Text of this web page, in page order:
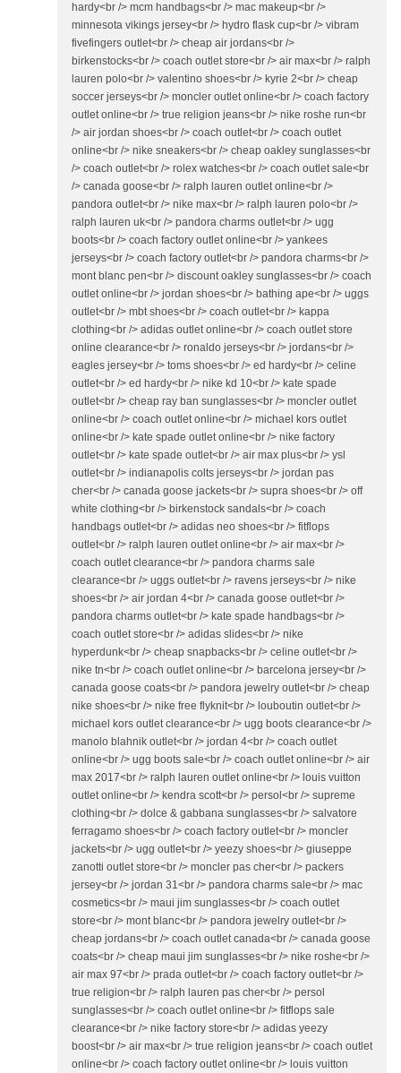
hardy<br /> mcm handbags<br /> mac makeup<br />
minnesota vikings jersey<br /> hydro flask cup<br /> vibram
fivefingers outlet<br /> cheap air jordans<br />
birkenstocks<br /> coach outlet store<br /> air max<br /> ralph
lauren polo<br /> valentino shoes<br /> kyrie 2<br /> cheap
soccer jerseys<br /> moncler outlet online<br /> coach factory
outlet online<br /> true religion jeans<br /> nike roshe run<br
/> air jordan shoes<br /> coach outlet<br /> coach outlet
online<br /> nike sneakers<br /> cheap oakley sunglasses<br
/> coach outlet<br /> rolex watches<br /> coach outlet sale<br
/> canada goose<br /> ralph lauren outlet online<br />
pandora outlet<br /> nike max<br /> ralph lauren polo<br />
ralph lauren uk<br /> pandora charms outlet<br /> ugg
boots<br /> coach factory outlet online<br /> yankees
jerseys<br /> coach factory outlet<br /> pandora charms<br />
mont blanc pen<br /> discount oakley sunglasses<br /> coach
outlet online<br /> jordan shoes<br /> bathing ape<br /> uggs
outlet<br /> mbt shoes<br /> coach outlet<br /> kappa
clothing<br /> adidas outlet online<br /> coach outlet store
online clearance<br /> ronaldo jerseys<br /> jordans<br />
eagles jersey<br /> toms shoes<br /> ed hardy<br /> celine
outlet<br /> ed hardy<br /> nike kd 10<br /> kate spade
outlet<br /> cheap ray ban sunglasses<br /> moncler outlet
online<br /> coach outlet online<br /> michael kors outlet
online<br /> kate spade outlet online<br /> nike factory
outlet<br /> kate spade outlet<br /> air max plus<br /> ysl
outlet<br /> indianapolis colts jerseys<br /> jordan pas
cher<br /> canada goose jackets<br /> supra shoes<br /> off
white clothing<br /> birkenstock sandals<br /> coach
handbags outlet<br /> adidas neo shoes<br /> fitflops
outlet<br /> ralph lauren outlet online<br /> air max<br />
coach outlet clearance<br /> pandora charms sale
clearance<br /> uggs outlet<br /> ravens jerseys<br /> nike
shoes<br /> air jordan 4<br /> canada goose outlet<br />
pandora charms outlet<br /> kate spade handbags<br />
coach outlet store<br /> adidas slides<br /> nike
hyperdunk<br /> cheap snapbacks<br /> celine outlet<br />
nike tn<br /> coach outlet online<br /> barcelona jersey<br />
canada goose coats<br /> pandora jewelry outlet<br /> cheap
nike shoes<br /> nike free flyknit<br /> louboutin outlet<br />
michael kors outlet clearance<br /> ugg boots clearance<br />
manolo blahnik outlet<br /> jordan 4<br /> coach outlet
online<br /> ugg boots sale<br /> coach outlet online<br /> air
max 2017<br /> ralph lauren outlet online<br /> louis vuitton
outlet online<br /> kendra scott<br /> persol<br /> supreme
clothing<br /> dolce & gabbana sunglasses<br /> salvatore
ferragamo shoes<br /> coach factory outlet<br /> moncler
jackets<br /> ugg outlet<br /> yeezy shoes<br /> giuseppe
zanotti outlet store<br /> moncler pas cher<br /> packers
jersey<br /> jordan 31<br /> pandora charms sale<br /> mac
cosmetics<br /> maui jim sunglasses<br /> coach outlet
store<br /> mont blanc<br /> pandora jewelry outlet<br />
cheap jordans<br /> coach outlet canada<br /> canada goose
coats<br /> cheap maui jim sunglasses<br /> nike roshe<br />
air max 97<br /> prada outlet<br /> coach factory outlet<br />
true religion<br /> ralph lauren pas cher<br /> persol
sunglasses<br /> coach outlet online<br /> fitflops sale
clearance<br /> nike factory store<br /> adidas yeezy
boost<br /> air max<br /> true religion jeans<br /> coach outlet
online<br /> coach factory outlet online<br /> louis vuitton